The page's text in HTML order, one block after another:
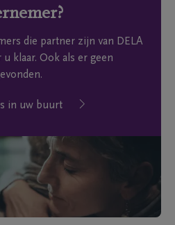
die partner zijn van DELA
u klaar. Ook als er geen
in uw buurt